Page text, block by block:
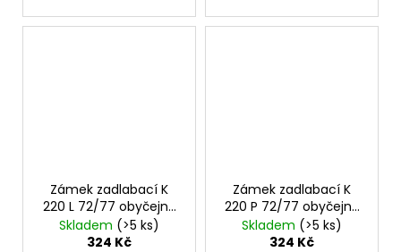
Zámek zadlabací K
220 L 72/77 obyčejný
čelo 20mm Hobes
Skladem (>5 ks)
324 Kč
Zámek zadlabací K
220 P 72/77 obyčejný
čelo 20mm
Skladem (>5 ks)
324 Kč